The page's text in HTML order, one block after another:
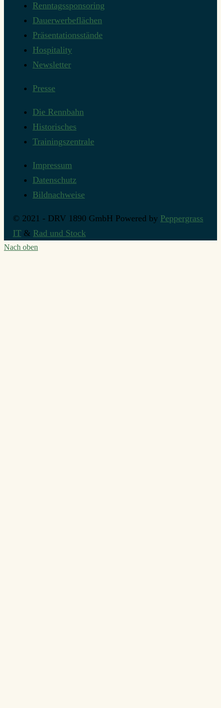
Renntagssponsoring
Dauerwerbeflächen
Präsentationsstände
Hospitality
Newsletter
Presse
Die Rennbahn
Historisches
Trainingszentrale
Impressum
Datenschutz
Bildnachweise
© 2021 - DRV 1890 GmbH Powered by Peppergrass
IT & Rad und Stock
Nach oben